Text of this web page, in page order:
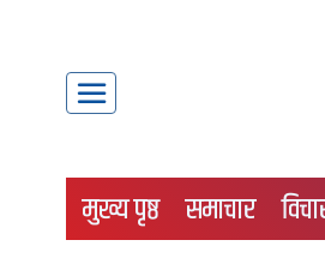
मुख्य पृष्ठ समाचार